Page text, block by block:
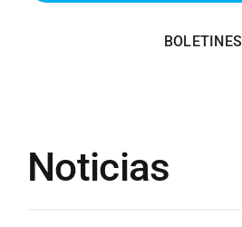
BOLETINES
Noticias